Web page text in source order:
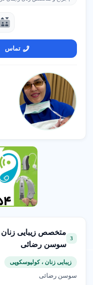
تماس
3
متخصص زیبایی زنان
سوسن رضائی
زیبایی زنان ، کولپوسکوپی
سوسن رضائی